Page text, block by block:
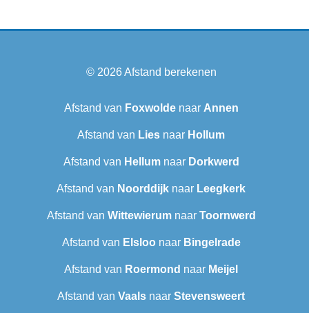
© 2026Afstand berekenen
Afstand van Foxwoldenaar Annen
Afstand van Lies naar Hollum
Afstand van Hellumnaar Dorkwerd
Afstand van Noorddijk naar Leegkerk
Afstand van Wittewierumnaar Toornwerd
Afstand van Elsloo naar Bingelrade
Afstand van Roermond naar Meijel
Afstand van Vaals naar Stevensweert